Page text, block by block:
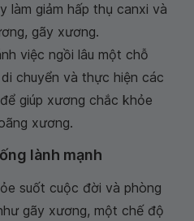
làm giảm hấp thụ canxi và
gãy xương.
việc ngồi lâu một chỗ
chuyển và thực hiện các
giúp xương chắc khỏe
xương.
lành mạnh
suốt cuộc đời và phòng
gãy xương, một chế độ